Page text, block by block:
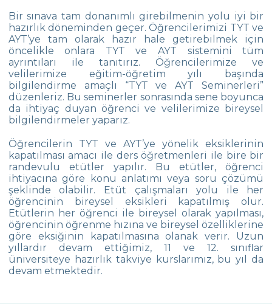
Sonuçları
Çevre Koleji 2018 Üniversite Yerleştirme
Sonuçları
Çevre Koleji 2017 Üniversite Yerleştirme
Sonuçları
Çevre Koleji 2016 Üniversite Yerleştirme
Sonuçları
Çevre Koleji 2015 Üniversite Yerleştirme
Sonuçları
Çevre Koleji 2014 Üniversite Yerleştirme
Sonuçları
Bir sınava tam donanımlı girebilmenin yolu iyi bir
hazırlık döneminden geçer. Öğrencilerimizi TYT ve
AYT’ye tam olarak hazır hale getirebilmek için
öncelikle onlara TYT ve AYT sistemini tüm
ayrıntıları ile tanıtırız. Öğrencilerimize ve
velilerimize eğitim-öğretim yılı başında
bilgilendirme amaçlı “TYT ve AYT Seminerleri”
düzenleriz. Bu seminerler sonrasında sene boyunca
da ihtiyaç duyan öğrenci ve velilerimize bireysel
bilgilendirmeler yaparız.
Öğrencilerin TYT ve AYT’ye yönelik eksiklerinin
kapatılması amacı ile ders öğretmenleri ile bire bir
randevulu etütler yapılır. Bu etütler, öğrenci
ihtiyacına göre konu anlatımı veya soru çözümü
şeklinde olabilir. Etüt çalışmaları yolu ile her
öğrencinin bireysel eksikleri kapatılmış olur.
Etütlerin her öğrenci ile bireysel olarak yapılması,
öğrencinin öğrenme hızına ve bireysel özelliklerine
göre eksiğinin kapatılmasına olanak verir. Uzun
yıllardır devam ettiğimiz, 11 ve 12. sınıflar
üniversiteye hazırlık takviye kurslarımız, bu yıl da
devam etmektedir.